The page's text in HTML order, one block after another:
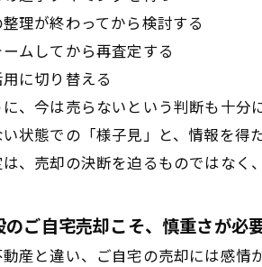
整理が終わってから検討する
ームしてから再査定する
用に切り替える
に、今は売らないという判断も十
状態での「様子見」と、情報を得
、売却の決断を迫るものではなく
のご自宅売却こそ、慎重さが必
産と違い、ご自宅の売却には感情